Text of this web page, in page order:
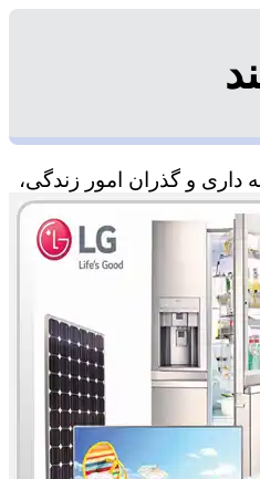
داری و گذران امور زندگی،